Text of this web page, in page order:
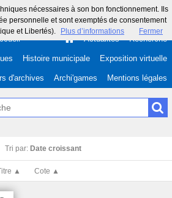
nécessaires à son bon fonctionnement. Ils
personnelle et sont exemptés de consentement
et Libertés).
Plus d’informations Fermer
Actualités Recherche
Histoire municipale Exposition virtuelle
d'archives Archi'games Mentions légales
Tri par: Date croissant
▲ Cote ▲